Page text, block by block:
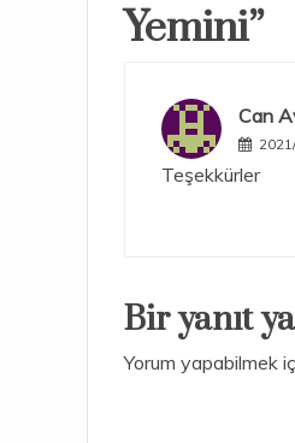
Yemini”
Can
Teşekkürler
Bir yanıt
Yorum yapabilmek